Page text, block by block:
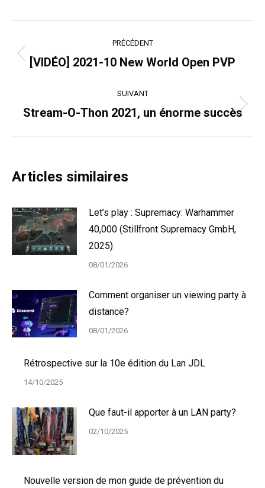
article
PRÉCÉDENT
Article
:
[VIDÉO] 2021-10 New World Open PVP
SUIVANT
Article
Stream-O-Thon 2021, un énorme succès
Articles similaires
Let’s play : Supremacy: Warhammer
40,000 (Stillfront Supremacy GmbH,
2025)
08/01/2026
Comment organiser un viewing party à
distance?
08/01/2026
Rétrospective sur la 10e édition du Lan JDL
14/10/2025
Que faut-il apporter à un LAN party?
02/10/2025
Nouvelle version de mon guide de prévention du